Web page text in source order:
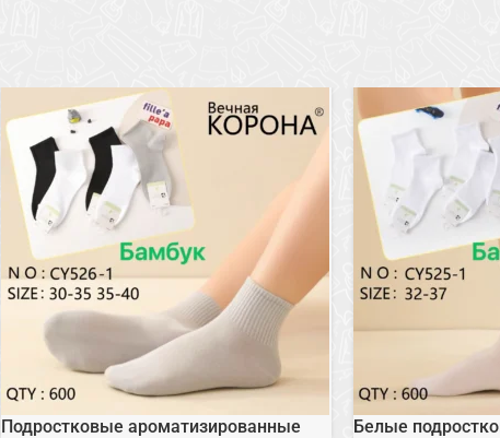
Подростковые ароматизированные
Белые